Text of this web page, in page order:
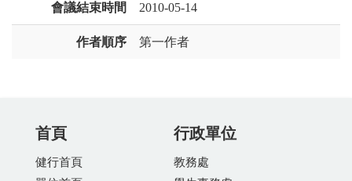
會議結束時間 2010-05-14
作者順序 第一作者
首頁
健行首頁
行政單位
教務處